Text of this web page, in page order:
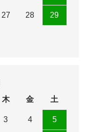
27 28 29
木 金 土
3 4 5